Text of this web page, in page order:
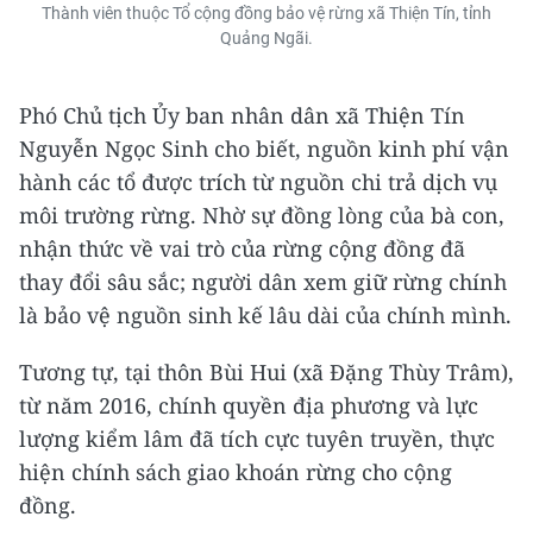
Thành viên thuộc Tổ cộng đồng bảo vệ rừng xã Thiện Tín, tỉnh
Quảng Ngãi.
Phó Chủ tịch Ủy ban nhân dân xã Thiện Tín
Nguyễn Ngọc Sinh cho biết, nguồn kinh phí vận
hành các tổ được trích từ nguồn chi trả dịch vụ
môi trường rừng. Nhờ sự đồng lòng của bà con,
nhận thức về vai trò của rừng cộng đồng đã
thay đổi sâu sắc; người dân xem giữ rừng chính
là bảo vệ nguồn sinh kế lâu dài của chính mình.
Tương tự, tại thôn Bùi Hui (xã Đặng Thùy Trâm),
từ năm 2016, chính quyền địa phương và lực
lượng kiểm lâm đã tích cực tuyên truyền, thực
hiện chính sách giao khoán rừng cho cộng
đồng.